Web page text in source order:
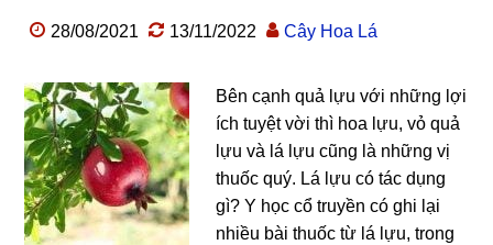
28/08/2021 13/11/2022 Cây Hoa Lá
Bên cạnh quả lựu với những lợi
ích tuyệt vời thì hoa lựu, vỏ quả
lựu và lá lựu cũng là những vị
thuốc quý. Lá lựu có tác dụng
gì? Y học cổ truyền có ghi lại
nhiều bài thuốc từ lá lựu, trong